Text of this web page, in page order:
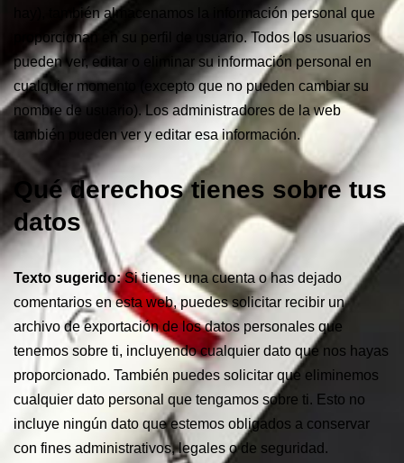
hay), también almacenamos la información personal que
proporcionan en su perfil de usuario. Todos los usuarios
pueden ver, editar o eliminar su información personal en
cualquier momento (excepto que no pueden cambiar su
nombre de usuario). Los administradores de la web
también pueden ver y editar esa información.
Qué derechos tienes sobre tus
datos
Texto sugerido:Si tienes una cuenta o has dejado
comentarios en esta web, puedes solicitar recibir un
archivo de exportación de los datos personales que
tenemos sobre ti, incluyendo cualquier dato que nos hayas
proporcionado. También puedes solicitar que eliminemos
cualquier dato personal que tengamos sobre ti. Esto no
incluye ningún dato que estemos obligados a conservar
con fines administrativos, legales o de seguridad.